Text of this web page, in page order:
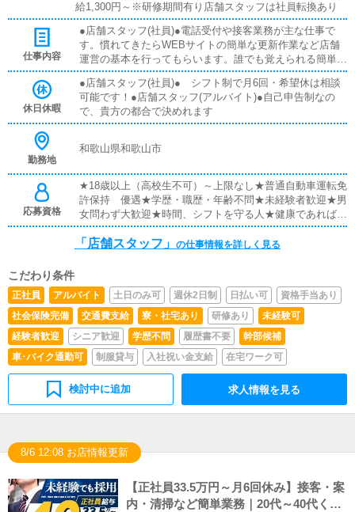
給1,300円～※研修期間有り店舗スタッフは社員転換あり
仕事内容
●店舗スタッフ(社員)●電話受付や接客業務が主な仕事で
す。慣れてきたらWEBサイトの簡単な更新作業など店舗
運営の基本を行ってもらいます。誰でも覚えられる簡単な
作業で未経験の方も大歓迎です。アナタの頑張りによって
は【店長・幹部候補】としての昇格や能力に応じての昇給
も随時あります。●店舗スタッフ(アルバイト)●接客がメイ
ンのお仕事になります。空いた時間には・店内の清掃や寮
買出しなどの雑務といった業務もあります。未経験でも安
休日休暇
●店舗スタッフ(社員)● シフト制で月6回・希望休は相談
可能です！●店舗スタッフ(アルバイト)●自己申告制なの
で、貴方の都合で決めれます
勤務地
和歌山県和歌山市
応募資格
★18歳以上（高校生不可）～上限なし★普通自動車運転免
許保持 優遇★学歴・職歴・年齢不問★未経験者歓迎★男
女問わず大歓迎★時間、シフトを守る人★健康であれば大
丈夫です★暴力団関係者は不可です※明るくやる気がある
方歓迎します！
「店舗スタッフ」 の仕事情報を詳しく見る
こだわり条件
正社員 アルバイト 土日のみ可 週休2日制 日払い可
資格手当あり
社会保険完備
交通費支給 寮・社宅あり 研修あり
未経験可
経験者歓迎
シニア歓迎 学歴不問 履歴書不要
幹部候補
車･バイク通勤可
制服貸与 入社祝い金支給 在宅ワーク可
検討中に追加 求人情報を見る
8/6 12:08 お店情報更新
【正社員33.5万円～月6回休み】接客・案
内・清掃など簡単業務｜20代～40代くら